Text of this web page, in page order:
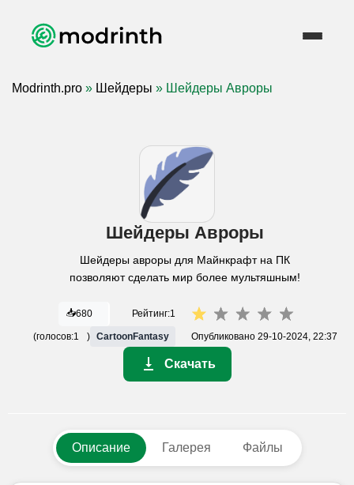
Modrinth.pro » Шейдеры » Шейдеры Авроры
Шейдеры Авроры
Шейдеры авроры для Майнкрафт на ПК
позволяют сделать мир более мультяшным!
📥680 Рейтинг:1
(голосов:1 ) CartoonFantasy Опубликовано 29-10-2024, 22:37
Скачать
Описание Галерея Файлы